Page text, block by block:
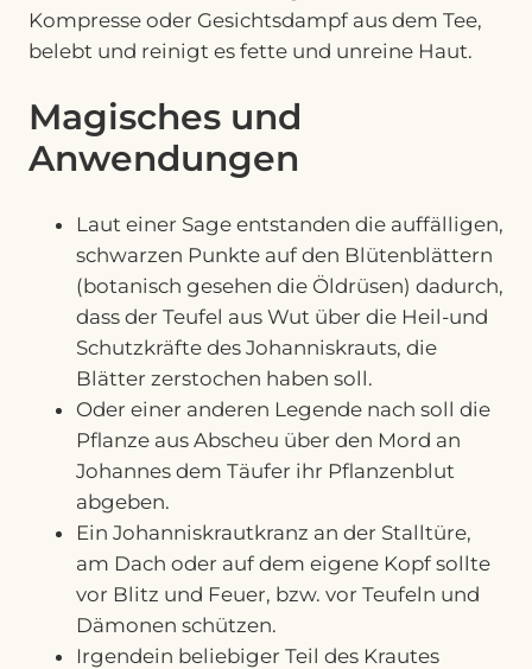
Kompresse oder Gesichtsdampf aus dem Tee,
belebt und reinigt es fette und unreine Haut.
Magisches und
Anwendungen
Laut einer Sage entstanden die auffälligen,
schwarzen Punkte auf den Blütenblättern
(botanisch gesehen die Öldrüsen) dadurch,
dass der Teufel aus Wut über die Heil-und
Schutzkräfte des Johanniskrauts, die
Blätter zerstochen haben soll.
Oder einer anderen Legende nach soll die
Pflanze aus Abscheu über den Mord an
Johannes dem Täufer ihr Pflanzenblut
abgeben.
Ein Johanniskrautkranz an der Stalltüre,
am Dach oder auf dem eigene Kopf sollte
vor Blitz und Feuer, bzw. vor Teufeln und
Dämonen schützen.
Irgendein beliebiger Teil des Krautes